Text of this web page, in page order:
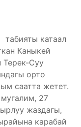
катаал
Каныкей
Суу
орто
саатта жетет.
27
жаздагы,
карабай